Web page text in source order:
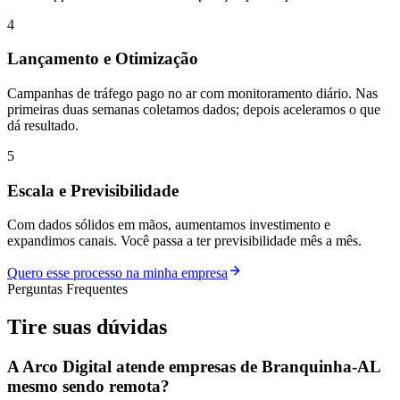
4
Lançamento e Otimização
Campanhas de tráfego pago no ar com monitoramento diário. Nas
primeiras duas semanas coletamos dados; depois aceleramos o que
dá resultado.
5
Escala e Previsibilidade
Com dados sólidos em mãos, aumentamos investimento e
expandimos canais. Você passa a ter previsibilidade mês a mês.
Quero esse processo na minha empresa
Perguntas Frequentes
Tire suas dúvidas
A Arco Digital atende empresas de Branquinha-AL
mesmo sendo remota?